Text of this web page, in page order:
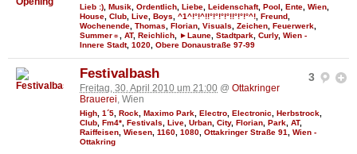
Lieb :) Musik Ordentlich Liebe Leidenschaft, Pool Ente Wien
House Club Live Boys ^1^!°!^!!°!°!°!°!!°!°!°^! Freund
Wochenende Thomas Florian Visuals Zeichen Feuerwerk
Summer☼
AT, Reichlich ►Laune Stadtpark Curly, Wien -
Innere Stadt, 1020 Obere Donaustraße 97-99
3
Festivalbash
Freitag, 30. April 2010 um 21:00 @ Ottakringer
Brauerei, Wien
High, 1´5, Rock, Maximo Park, Electro, Electronic, Herbstrock,
Club, Fm4*, Festivals, Live, Urban, City, Florian, Park, AT,
Raiffeisen, Wiesen, 1160, 1080, Ottakringer Straße 91, Wien -
Ottakring